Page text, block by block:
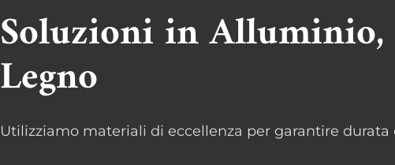
Soluzioni in Alluminio,
Legno
Utilizziamo materiali di eccellenza per garantire durata